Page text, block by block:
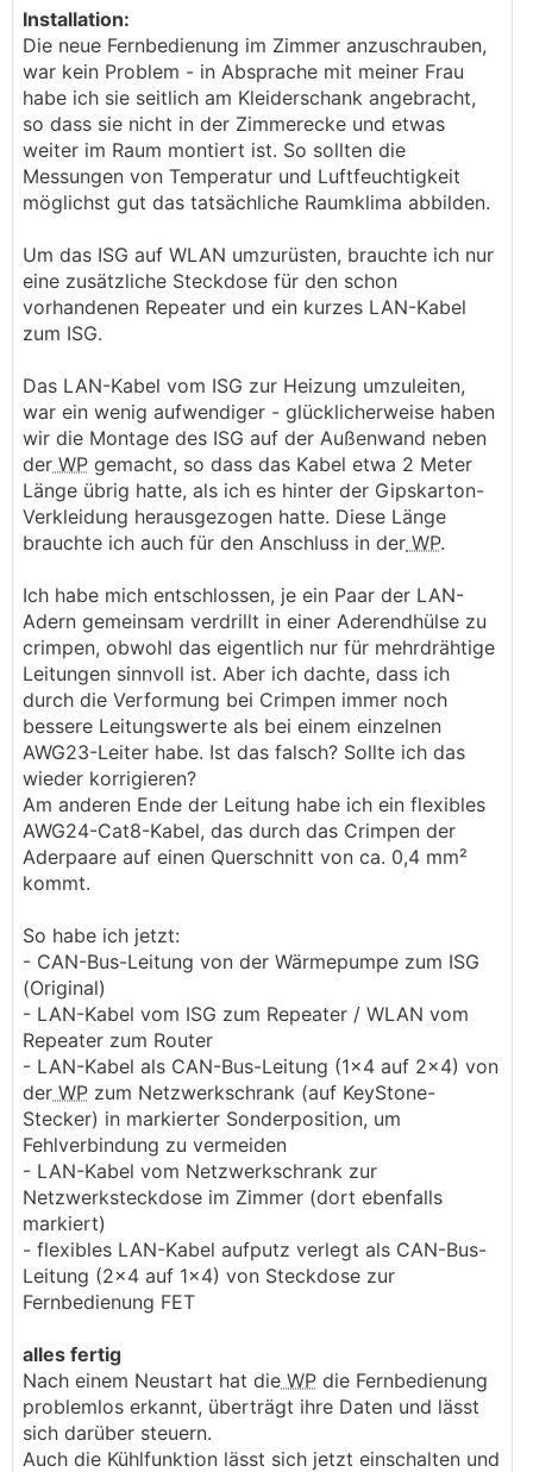
Installation:
Die neue Fernbedienung im Zimmer anzuschrauben,
war kein Problem - in Absprache mit meiner Frau
habe ich sie seitlich am Kleiderschank angebracht,
so dass sie nicht in der Zimmerecke und etwas
weiter im Raum montiert ist. So sollten die
Messungen von Temperatur und Luftfeuchtigkeit
möglichst gut das tatsächliche Raumklima abbilden.
Um das ISG auf WLAN umzurüsten, brauchte ich nur
eine zusätzliche Steckdose für den schon
vorhandenen Repeater und ein kurzes LAN-Kabel
zum ISG.
Das LAN-Kabel vom ISG zur Heizung umzuleiten,
war ein wenig aufwendiger - glücklicherweise haben
wir die Montage des ISG auf der Außenwand neben
der WP gemacht, so dass das Kabel etwa 2 Meter
Länge übrig hatte, als ich es hinter der Gipskarton-
Verkleidung herausgezogen hatte. Diese Länge
brauchte ich auch für den Anschluss in der WP.
Ich habe mich entschlossen, je ein Paar der LAN-
Adern gemeinsam verdrillt in einer Aderendhülse zu
crimpen, obwohl das eigentlich nur für mehrdrähtige
Leitungen sinnvoll ist. Aber ich dachte, dass ich
durch die Verformung bei Crimpen immer noch
bessere Leitungswerte als bei einem einzelnen
AWG23-Leiter habe. Ist das falsch? Sollte ich das
wieder korrigieren?
Am anderen Ende der Leitung habe ich ein flexibles
AWG24-Cat8-Kabel, das durch das Crimpen der
Aderpaare auf einen Querschnitt von ca. 0,4 mm²
kommt.
So habe ich jetzt:
- CAN-Bus-Leitung von der Wärmepumpe zum ISG
(Original)
- LAN-Kabel vom ISG zum Repeater / WLAN vom
Repeater zum Router
- LAN-Kabel als CAN-Bus-Leitung (1x4 auf 2x4) von
der WP zum Netzwerkschrank (auf KeyStone-
Stecker) in markierter Sonderposition, um
Fehlverbindung zu vermeiden
- LAN-Kabel vom Netzwerkschrank zur
Netzwerksteckdose im Zimmer (dort ebenfalls
markiert)
- flexibles LAN-Kabel aufputz verlegt als CAN-Bus-
Leitung (2x4 auf 1x4) von Steckdose zur
Fernbedienung FET
alles fertig
Nach einem Neustart hat die WP die Fernbedienung
problemlos erkannt, überträgt ihre Daten und lässt
sich darüber steuern.
Auch die Kühlfunktion lässt sich jetzt einschalten und